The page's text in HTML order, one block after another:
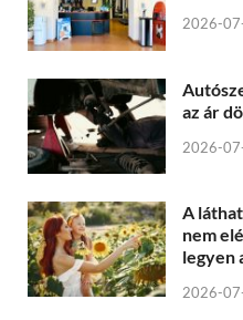
2026-
az ár
2026-
A
nem
legyen
2026-